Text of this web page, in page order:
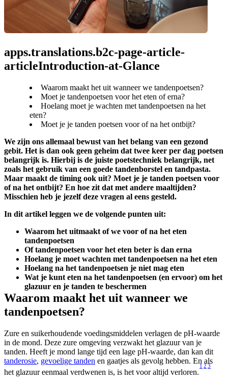
apps.translations.b2c-page-article-
articleIntroduction-at-Glance
Waarom maakt het uit wanneer we tandenpoetsen?
Moet je tandenpoetsen voor het eten of erna?
Hoelang moet je wachten met tandenpoetsen na het
eten?
Moet je je tanden poetsen voor of na het ontbijt?
We zijn ons allemaal bewust van het belang van een gezond
gebit. Het is dan ook geen geheim dat twee keer per dag poetsen
belangrijk is. Hierbij is de juiste poetstechniek belangrijk, net
zoals het gebruik van een goede tandenborstel en tandpasta.
Maar maakt de timing ook uit? Moet je je tanden poetsen voor
of na het ontbijt? En hoe zit dat met andere maaltijden?
Misschien heb je jezelf deze vragen al eens gesteld.
In dit artikel leggen we de volgende punten uit:
Waarom het uitmaakt of we voor of na het eten
tandenpoetsen
Of tandenpoetsen voor het eten beter is dan erna
Hoelang je moet wachten met tandenpoetsen na het eten
Hoelang na het tandenpoetsen je niet mag eten
Wat je kunt eten na het tandenpoetsen (en ervoor) om het
glazuur en je tanden te beschermen
Waarom maakt het uit wanneer we
tandenpoetsen?
Zure en suikerhoudende voedingsmiddelen verlagen de pH-waarde
in de mond. Deze zure omgeving verzwakt het glazuur van je
tanderosie, gevoelige tanden en gaatjes als gevolg hebben. En als
het glazuur eenmaal verdwenen is, is het voor altijd verloren.
1 23